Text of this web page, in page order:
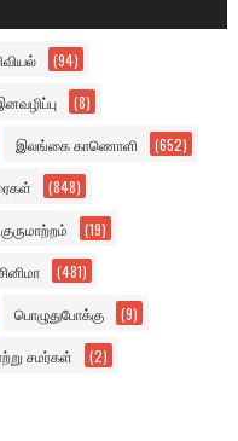
(94)
(8)
இலங்கை காணொளி (652)
(848)
குருமாற்றம் (19)
(481)
பொழுதுபோக்கு (9)
சமர்கள் (2)